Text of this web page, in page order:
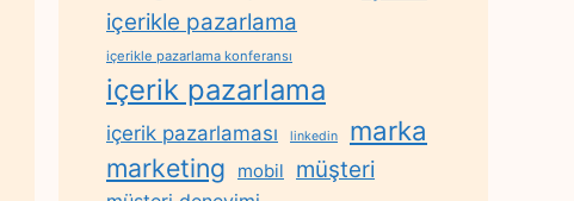
içerikle pazarlama
içerikle pazarlama konferansı
içerik pazarlama
içerik pazarlaması linkedin marka
marketing mobil müşteri